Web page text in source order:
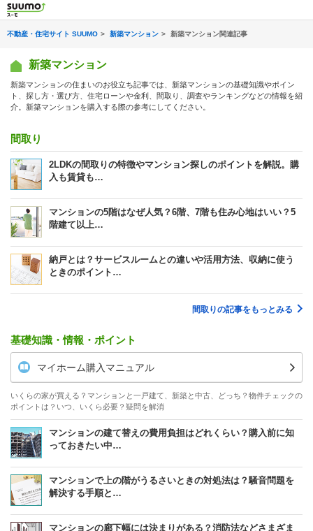
不動産・住宅サイト SUUMO 新築マンション 新築マンション関連記事
新築マンション
新築マンションの住まいのお役立ち記事では、新築マンションの基礎知識やポイン
ト、探し方・選び方、住宅ローンや金利、間取り、調査やランキングなどの情報を紹
介。新築マンションを購入する際の参考にしてください。
間取り
2LDKの間取りの特徴やマンション探しのポイントを解説。購
入も賃貸も…
マンションの5階はなぜ人気？6階、7階も住み心地はいい？5
階建て以上…
納戸とは？サービスルームとの違いや活用方法、収納に使う
ときのポイント…
間取りの記事をもっとみる
基礎知識・情報・ポイント
マイホーム購入マニュアル
いくらの家が買える？マンションと一戸建て、新築と中古、どっち？物件チェックの
ポイントは？いつ、いくら必要？疑問を解消
マンションの建て替えの費用負担はどれくらい？購入前に知
っておきたい中…
マンションで上の階がうるさいときの対処法は？騒音問題を
解決する手順と…
マンションの廊下幅には決まりがある？消防法などさまざま